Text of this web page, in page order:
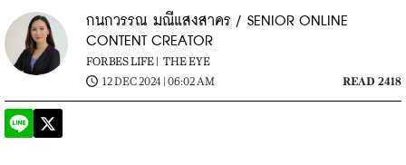
กนกวรรณ มณีแสงสาคร / SENIOR ONLINE
CONTENT CREATOR
FORBES LIFE | THE EYE
12 DEC 2024 | 06:02 AM
READ 2418